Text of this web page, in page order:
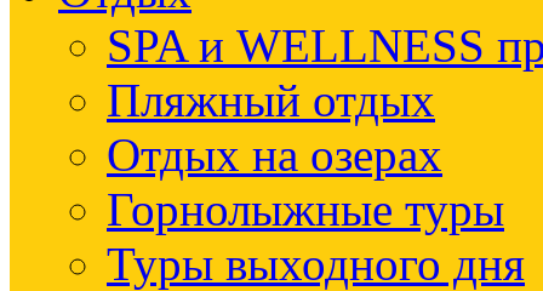
SPA и WELLNESS
Пляжный отдых
Отдых на озерах
Горнолыжные туры
Туры выходного дня